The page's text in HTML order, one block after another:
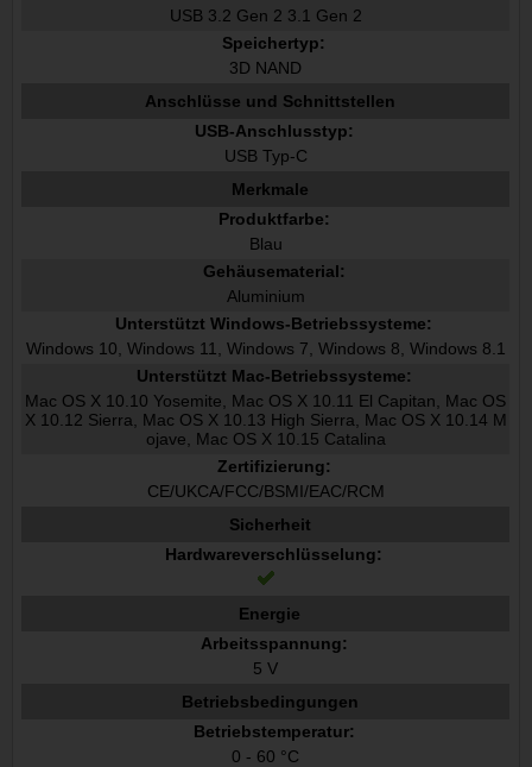
USB 3.2 Gen 2 3.1 Gen 2
Speichertyp:
3D NAND
Anschlüsse und Schnittstellen
USB-Anschlusstyp:
USB Typ-C
Merkmale
Produktfarbe:
Blau
Gehäusematerial:
Aluminium
Unterstützt Windows-Betriebssysteme:
Windows 10, Windows 11, Windows 7, Windows 8, Windows 8.1
Unterstützt Mac-Betriebssysteme:
Mac OS X 10.10 Yosemite, Mac OS X 10.11 El Capitan, Mac OS
X 10.12 Sierra, Mac OS X 10.13 High Sierra, Mac OS X 10.14 M
ojave, Mac OS X 10.15 Catalina
Zertifizierung:
CE/UKCA/FCC/BSMI/EAC/RCM
Sicherheit
Hardwareverschlüsselung:
Energie
Arbeitsspannung:
5 V
Betriebsbedingungen
Betriebstemperatur:
0 - 60 °C